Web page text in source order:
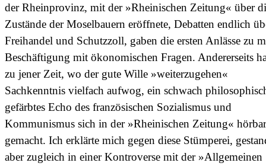
der Rheinprovinz, mit der »Rheinischen Zeitung« über
Zustände der Moselbauern eröffnete, Debatten endlich
Freihandel und Schutzzoll, gaben die ersten Anlässe zu
Beschäftigung mit ökonomischen Fragen. Andererseits
zu jener Zeit, wo der gute Wille »weiterzugehen«
Sachkenntnis vielfach aufwog, ein schwach
gefärbtes Echo des französischen Sozialismus und
Kommunismus sich in der »Rheinischen Zeitung« hörbar
gemacht. Ich erklärte mich gegen diese Stümperei,
aber zugleich in einer Kontroverse mit der »Allgemeinen